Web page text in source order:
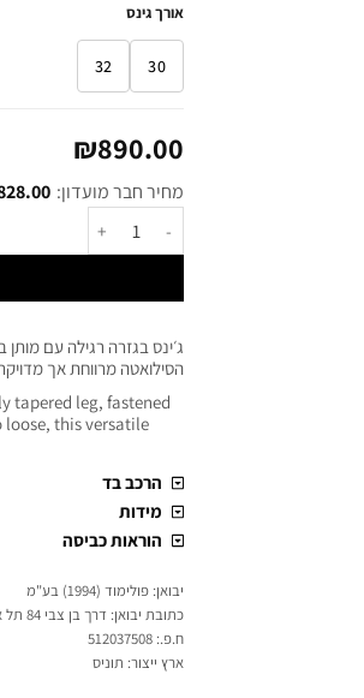
אורך גינס
30
32
₪890.00
מחיר חבר מועדון:
ג׳ינס בגזרה רגילה עם מותן
הסילואטה מרווחת אך
tapered leg, fastened
this versatile
הרכב בד
מידות
הוראות כביסה
יבואן: פולימוד (1994) בע"מ
כתובת יבואן: דרך בן צבי 84 תל אביב
ח.פ.: 512037508
ארץ ייצור: תוניס